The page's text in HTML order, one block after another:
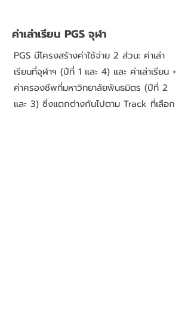
ค่าเล่าเรียน PGS จุฬา
PGS มีโครงสร้างค่าใช้จ่าย 2 ส่วน: ค่าเล่า
เรียนที่จุฬาฯ (ปีที่ 1 และ 4) และ ค่าเล่าเรียน +
ค่าครองชีพที่มหาวิทยาลัยพันธมิตร (ปีที่ 2
และ 3) ซึ่งแตกต่างกันไปตาม Track ที่เลือก